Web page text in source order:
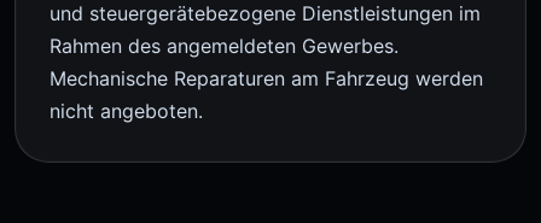
und steuergerätebezogene Dienstleistungen im
Rahmen des angemeldeten Gewerbes.
Mechanische Reparaturen am Fahrzeug werden
nicht angeboten.